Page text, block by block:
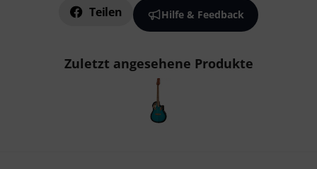
Teilen Hilfe & Feedback
Zuletzt angesehene Produkte